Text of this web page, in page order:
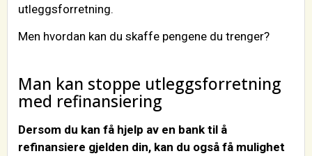
utleggsforretning.
Men hvordan kan du skaffe pengene du trenger?
Man kan stoppe utleggsforretning
med refinansiering
Dersom du kan få hjelp av en bank til å
refinansiere gjelden din, kan du også få mulighet